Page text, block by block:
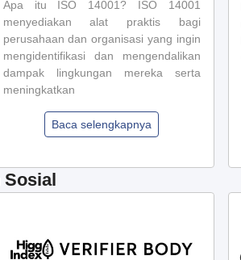
Apa itu ISO 14001? ISO 14001
menyediakan alat praktis bagi
perusahaan dan organisasi yang ingin
mengidentifikasi dan mengendalikan
dampak lingkungan mereka serta
meningkatkan
Baca selengkapnya
Sosial